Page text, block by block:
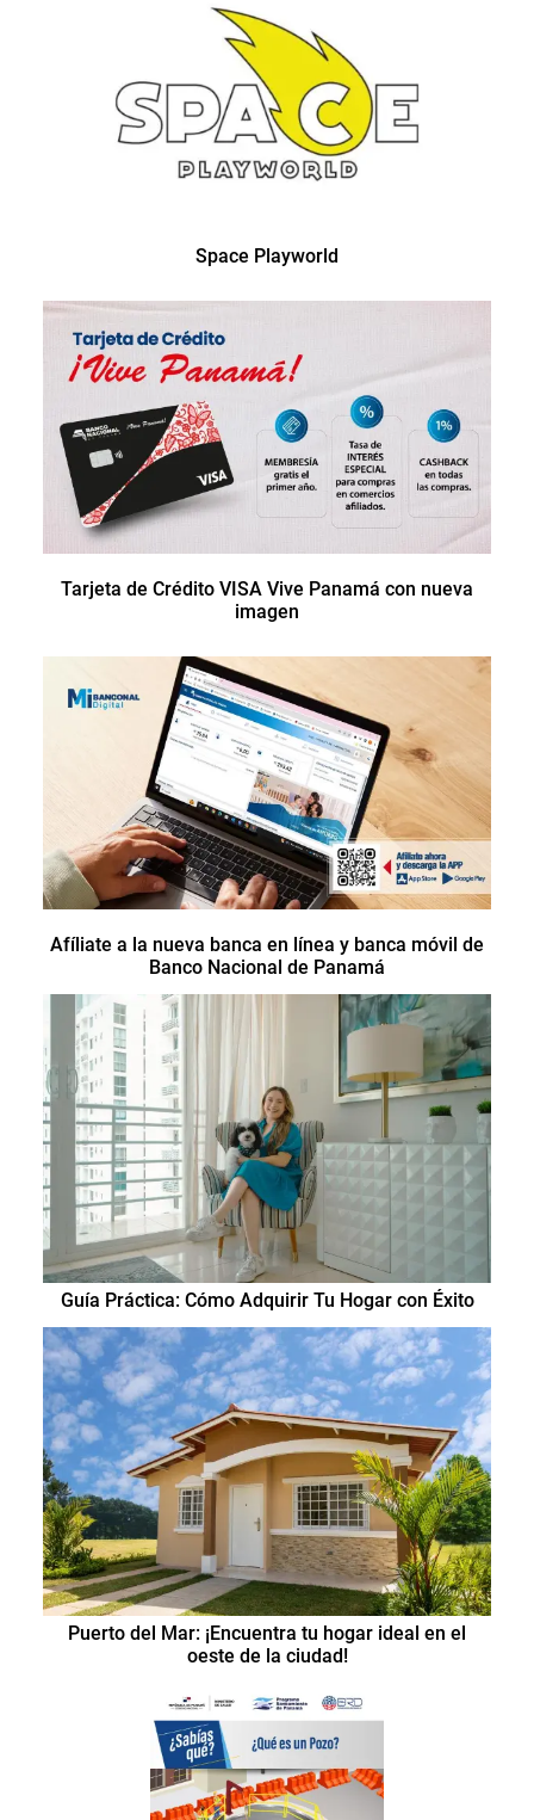
Space Playworld
Tarjeta de Crédito VISA Vive Panamá con nueva
imagen
Afíliate a la nueva banca en línea y banca móvil de
Banco Nacional de Panamá
Guía Práctica: Cómo Adquirir Tu Hogar con Éxito
Puerto del Mar: ¡Encuentra tu hogar ideal en el
oeste de la ciudad!